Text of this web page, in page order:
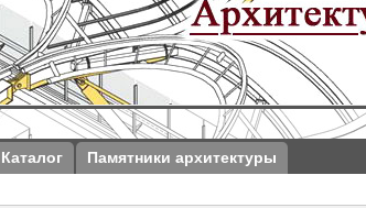
Каталог Памятники архитектуры